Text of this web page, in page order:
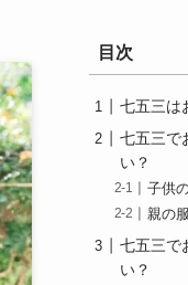
目次
七五三は
七五三で
い？
子供
親の
七五三で
い？